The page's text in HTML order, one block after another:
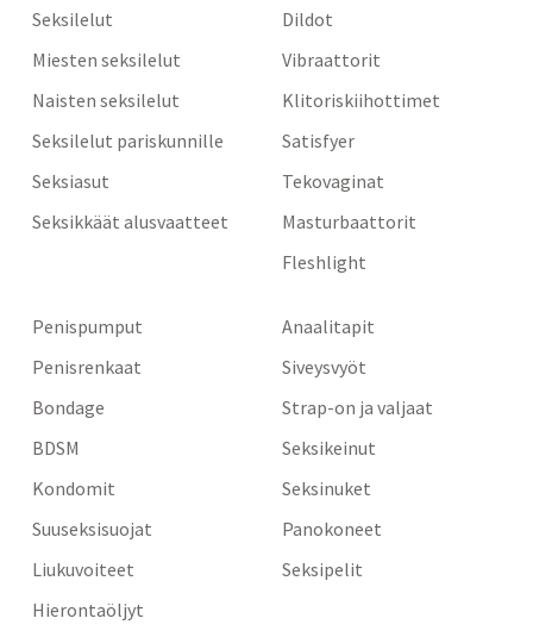
Seksilelut
Miesten seksilelut
Naisten seksilelut
Seksilelut pariskunnille
Seksiasut
Seksikkäät alusvaatteet
Dildot
Vibraattorit
Klitoriskiihottimet
Satisfyer
Tekovaginat
Masturbaattorit
Fleshlight
Penispumput
Penisrenkaat
Bondage
BDSM
Kondomit
Suuseksisuojat
Liukuvoiteet
Hierontaöljyt
Anaalitapit
Siveysvyöt
Strap-on ja valjaat
Seksikeinut
Seksinuket
Panokoneet
Seksipelit